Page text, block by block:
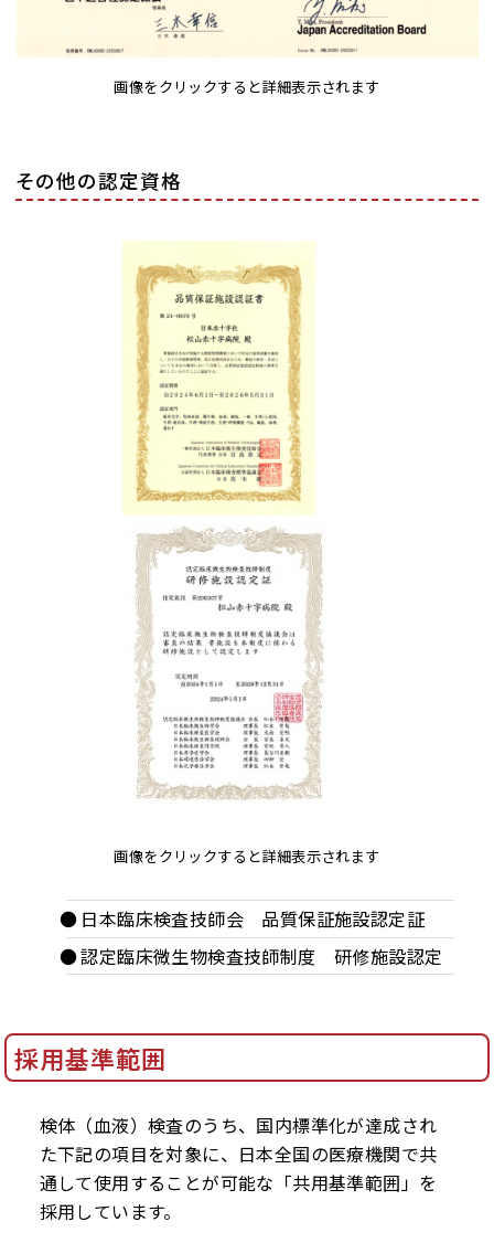
画像をクリックすると詳細表示されます
その他の認定資格
画像をクリックすると詳細表示されます
日本臨床検査技師会 品質保証施設認定証
認定臨床微生物検査技師制度 研修施設認定
採用基準範囲
検体（血液）検査のうち、国内標準化が達成され
た下記の項目を対象に、日本全国の医療機関で共
通して使用することが可能な「共用基準範囲」を
採用しています。